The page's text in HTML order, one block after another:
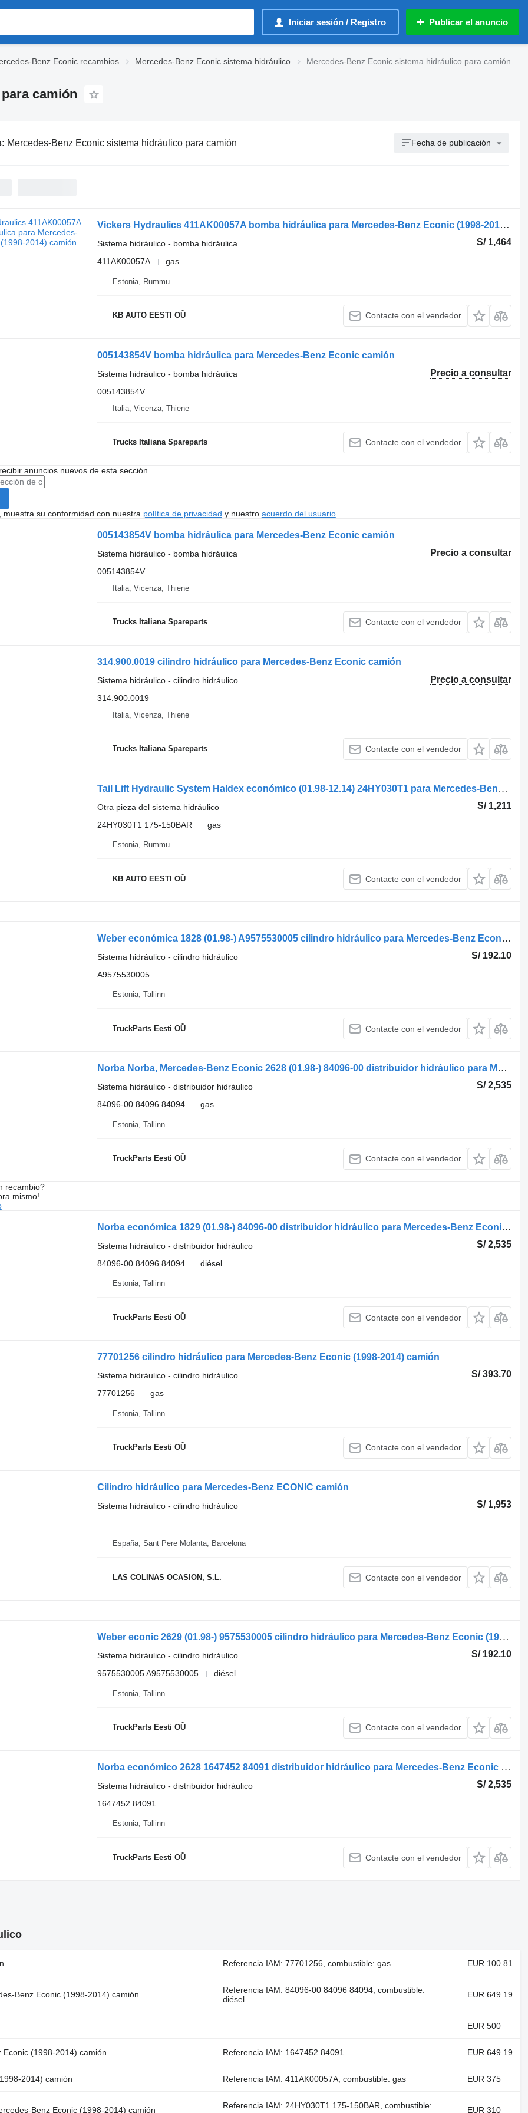
Iniciar sesión / Registro Publicar el anuncio
Benz Econic recambios Mercedes-Benz Econic sistema hidráulico Mercedes-Benz Econic sistema hidráulico para camión
camión
Mercedes-Benz Econic sistema hidráulico para camión Fecha de publicación
Vickers Hydraulics 411AK00057A bomba hidráulica para Mercedes-Benz Econic (1998-2014) camión
S/ 1,464
Sistema hidráulico - bomba hidráulica
411AK00057A
gas
Estonia, Rummu
KB AUTO EESTI OÜ Contacte con el vendedor
005143854V bomba hidráulica para Mercedes-Benz Econic camión
Precio a consultar
Sistema hidráulico - bomba hidráulica
005143854V
Italia, Vicenza, Thiene
Trucks Italiana Spareparts Contacte con el vendedor
anuncios nuevos de esta sección
muestra su conformidad con nuestra política de privacidad y nuestro acuerdo del usuario.
005143854V bomba hidráulica para Mercedes-Benz Econic camión
Precio a consultar
Sistema hidráulico - bomba hidráulica
005143854V
Italia, Vicenza, Thiene
Trucks Italiana Spareparts Contacte con el vendedor
314.900.0019 cilindro hidráulico para Mercedes-Benz Econic camión
Precio a consultar
Sistema hidráulico - cilindro hidráulico
314.900.0019
Italia, Vicenza, Thiene
Trucks Italiana Spareparts Contacte con el vendedor
Tail Lift Hydraulic System Haldex económico (01.98-12.14) 24HY030T1 para Mercedes-Benz Econic (1998-2014) camión
S/ 1,211
Otra pieza del sistema hidráulico
24HY030T1 175-150BAR
gas
Estonia, Rummu
KB AUTO EESTI OÜ Contacte con el vendedor
Weber económica 1828 (01.98-) A9575530005 cilindro hidráulico para Mercedes-Benz Econic (1998-2014) camión
S/ 192.10
Sistema hidráulico - cilindro hidráulico
A9575530005
Estonia, Tallinn
TruckParts Eesti OÜ Contacte con el vendedor
Norba Norba, Mercedes-Benz Econic 2628 (01.98-) 84096-00 distribuidor hidráulico para Mercedes-Benz Econic (1998-2014) camión
S/ 2,535
Sistema hidráulico - distribuidor hidráulico
84096-00 84096 84094
gas
Estonia, Tallinn
TruckParts Eesti OÜ Contacte con el vendedor
recambio?
mismo!
Norba económica 1829 (01.98-) 84096-00 distribuidor hidráulico para Mercedes-Benz Econic (1998-2014) camión
S/ 2,535
Sistema hidráulico - distribuidor hidráulico
84096-00 84096 84094
diésel
Estonia, Tallinn
TruckParts Eesti OÜ Contacte con el vendedor
77701256 cilindro hidráulico para Mercedes-Benz Econic (1998-2014) camión
S/ 393.70
Sistema hidráulico - cilindro hidráulico
77701256
gas
Estonia, Tallinn
TruckParts Eesti OÜ Contacte con el vendedor
Cilindro hidráulico para Mercedes-Benz ECONIC camión
S/ 1,953
Sistema hidráulico - cilindro hidráulico
España, Sant Pere Molanta, Barcelona
LAS COLINAS OCASION, S.L. Contacte con el vendedor
Weber econic 2629 (01.98-) 9575530005 cilindro hidráulico para Mercedes-Benz Econic (1998-2014) camión
S/ 192.10
Sistema hidráulico - cilindro hidráulico
9575530005 A9575530005
diésel
Estonia, Tallinn
TruckParts Eesti OÜ Contacte con el vendedor
Norba económico 2628 1647452 84091 distribuidor hidráulico para Mercedes-Benz Econic (1998-2014) camión
S/ 2,535
Sistema hidráulico - distribuidor hidráulico
1647452 84091
Estonia, Tallinn
TruckParts Eesti OÜ Contacte con el vendedor
Referencia IAM: 77701256, combustible: gas EUR 100.81
Benz Econic (1998-2014) camión
Referencia IAM: 84096-00 84096 84094, combustible:
diésel
EUR 649.19
EUR 500
(1998-2014) camión Referencia IAM: 1647452 84091 EUR 649.19
2014) camión Referencia IAM: 411AK00057A, combustible: gas EUR 375
Benz Econic (1998-2014) camión
Referencia IAM: 24HY030T1 175-150BAR, combustible:
EUR 310